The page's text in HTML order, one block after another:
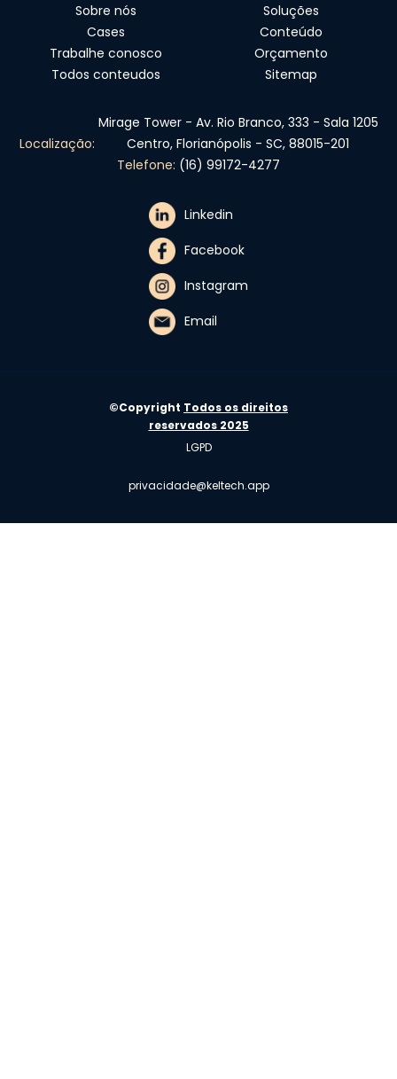
Sobre nós
Soluções
Cases
Conteúdo
Trabalhe conosco
Orçamento
Todos conteudos
Sitemap
Localização:
Mirage Tower - Av. Rio Branco, 333 - Sala 1205
Centro, Florianópolis - SC, 88015-201
Telefone: (16) 99172-4277
Linkedin
Facebook
Instagram
Email
©Copyright Todos os direitos
reservados 2025
LGPD
privacidade@keltech.app